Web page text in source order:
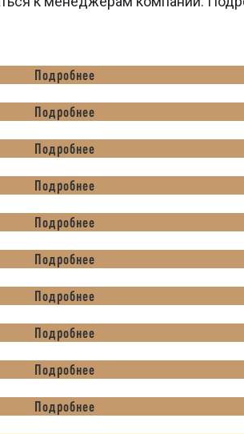
Подробнее
Подробнее
Подробнее
Подробнее
Подробнее
Подробнее
Подробнее
Подробнее
Подробнее
Подробнее